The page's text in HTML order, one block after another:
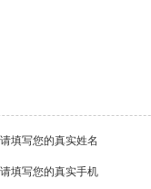
请填写您的真实姓名
请填写您的真实手机